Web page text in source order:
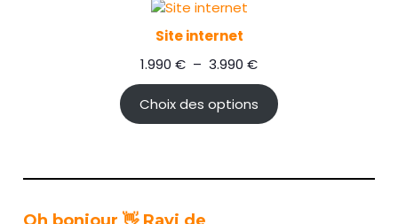
Site internet
1.990 € – 3.990 €Plage
de
prix :
1.990 €
Choix des options
Oh bonjour 👋 Ravi de